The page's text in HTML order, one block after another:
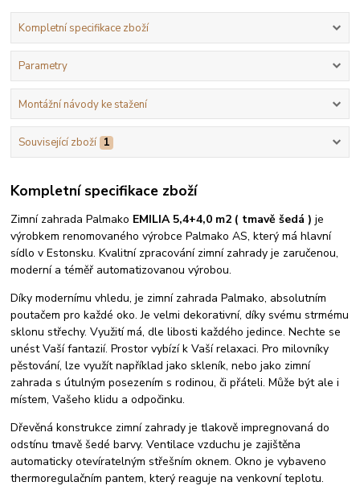
Kompletní specifikace zboží
Parametry
Montážní návody ke stažení
Související zboží 1
Kompletní specifikace zboží
Zimní zahrada Palmako EMILIA 5,4+4,0 m2 ( tmavě šedá )je
výrobkem renomovaného výrobce Palmako AS, který má hlavní
sídlo v Estonsku. Kvalitní zpracování zimní zahrady je zaručenou,
moderní a téměř automatizovanou výrobou.
Díky modernímu vhledu, je zimní zahrada Palmako, absolutním
poutačem pro každé oko. Je velmi dekorativní, díky svému strmému
sklonu střechy. Využití má, dle libosti každého jedince. Nechte se
unést Vaší fantazií. Prostor vybízí k Vaší relaxaci. Pro milovníky
pěstování, lze využít například jako skleník, nebo jako zimní
zahrada s útulným posezením s rodinou, či přáteli. Může být ale i
místem, Vašeho klidu a odpočinku.
Dřevěná konstrukce zimní zahrady je tlakově impregnovaná do
odstínu tmavě šedé barvy. Ventilace vzduchu je zajištěna
automaticky otevíratelným střešním oknem. Okno je vybaveno
thermoregulačním pantem, který reaguje na venkovní teplotu.